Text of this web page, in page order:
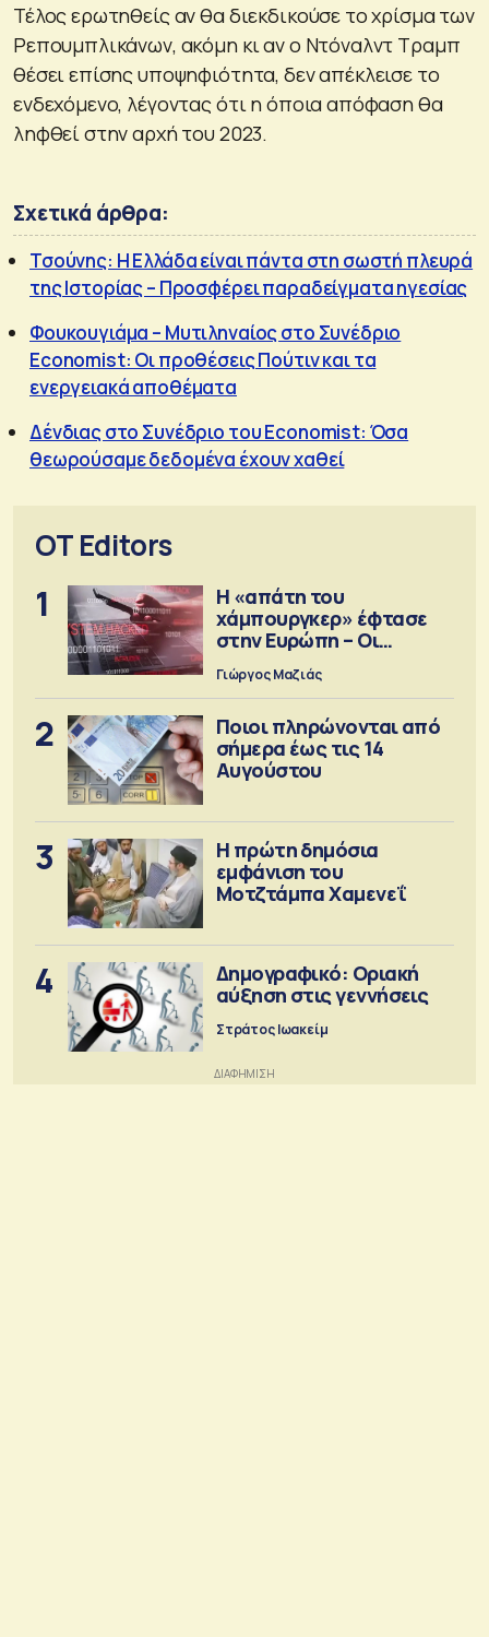
Τέλος ερωτηθείς αν θα διεκδικούσε το χρίσμα των
Ρεπουμπλικάνων, ακόμη κι αν ο Ντόναλντ Τραμπ
θέσει επίσης υποψηφιότητα, δεν απέκλεισε το
ενδεχόμενο, λέγοντας ότι η όποια απόφαση θα
ληφθεί στην αρχή του 2023.
Σχετικά άρθρα:
Τσούνης: Η Ελλάδα είναι πάντα στη σωστή πλευρά
της Ιστορίας – Προσφέρει παραδείγματα ηγεσίας
Φουκουγιάμα – Μυτιληναίος στο Συνέδριο
Economist: Οι προθέσεις Πούτιν και τα
ενεργειακά αποθέματα
Δένδιας στο Συνέδριο του Economist: Όσα
θεωρούσαμε δεδομένα έχουν χαθεί
OT Editors
1
Η «απάτη του
χάμπουργκερ» έφτασε
στην Ευρώπη – Οι
προειδοποιήσεις
Γιώργος Μαζιάς
2
Ποιοι πληρώνονται από
σήμερα έως τις 14
Αυγούστου
3
Η πρώτη δημόσια
εμφάνιση του
Μοτζτάμπα Χαμενεΐ
4
Δημογραφικό: Οριακή
αύξηση στις γεννήσεις
Στράτος Ιωακείμ